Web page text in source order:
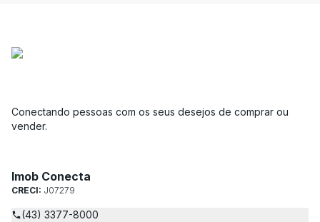
Conectando pessoas com os seus desejos de comprar ou
vender.
Imob Conecta
CRECI: J07279
(43) 3377-8000